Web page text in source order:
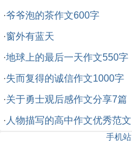
·爷爷泡的茶作文600字
·窗外有蓝天
·地球上的最后一天作文550字
·失而复得的诚信作文1000字
·关于勇士观后感作文分享7篇
· 人物描写的高中作文优秀范文
手机站